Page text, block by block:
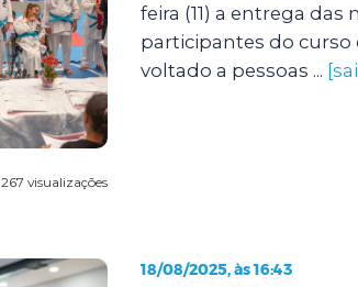
267 visualizações
feira (11) a entrega
participantes do
voltado a pessoas ...
18/08/2025, às 16:43